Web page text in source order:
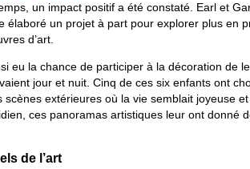
un impact positif a été constaté. Earl et
élaboré un projet à part pour explorer plus en
d’art.
eu la chance de participer à la décoration de
jour et nuit. Cinq de ces six enfants ont
scènes extérieures où la vie semblait joyeuse
ces panoramas artistiques leur ont donné
de l’art